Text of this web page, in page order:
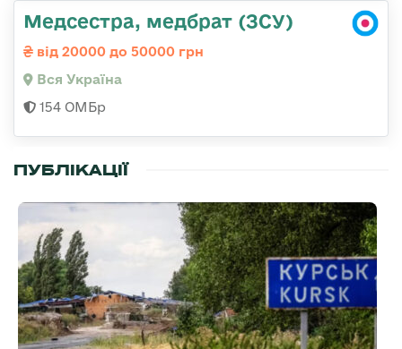
Медсестра, медбрат (ЗСУ)
від 20000 до 50000 грн
Вся Україна
154 ОМБр
ПУБЛІКАЦІЇ